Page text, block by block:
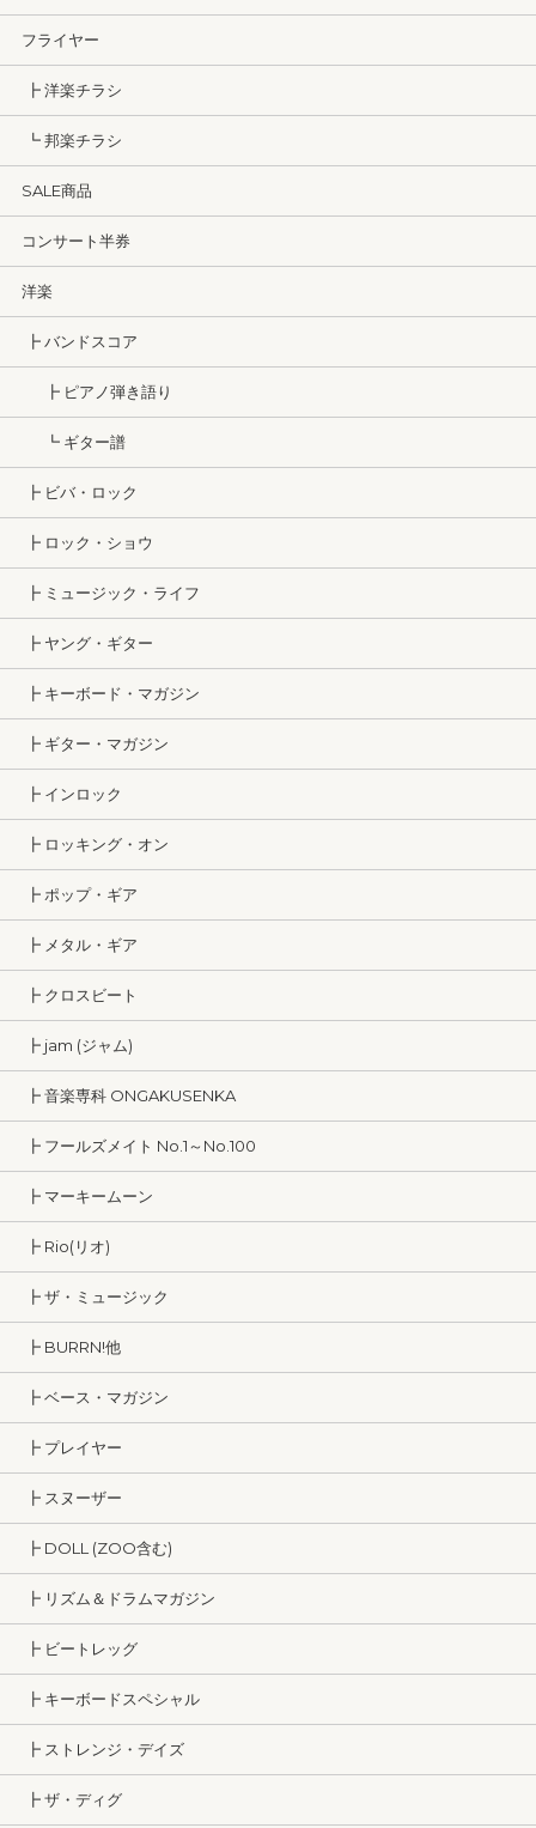
フライヤー
┣ 洋楽チラシ
┗ 邦楽チラシ
SALE商品
コンサート半券
洋楽
┣ バンドスコア
┣ ピアノ弾き語り
┗ ギター譜
┣ ビバ・ロック
┣ ロック・ショウ
┣ ミュージック・ライフ
┣ ヤング・ギター
┣ キーボード・マガジン
┣ ギター・マガジン
┣ インロック
┣ ロッキング・オン
┣ ポップ・ギア
┣ メタル・ギア
┣ クロスビート
┣ jam (ジャム)
┣ 音楽専科 ONGAKUSENKA
┣ フールズメイト No.1～No.100
┣ マーキームーン
┣ Rio(リオ)
┣ ザ・ミュージック
┣ BURRN!他
┣ ベース・マガジン
┣ プレイヤー
┣ スヌーザー
┣ DOLL (ZOO含む)
┣ リズム＆ドラムマガジン
┣ ビートレッグ
┣ キーボードスペシャル
┣ ストレンジ・デイズ
┣ ザ・ディグ